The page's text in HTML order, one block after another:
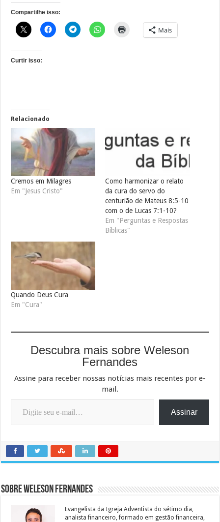
Compartilhe isso:
Mais
Curtir isso:
Relacionado
Cremos em Milagres
Em "Jesus Cristo"
Como harmonizar o relato
da cura do servo do
centurião de Mateus 8:5-10
com o de Lucas 7:1-10?
Em "Perguntas e Respostas
Bíblicas"
Quando Deus Cura
Em "Cura"
Descubra mais sobre Weleson
Fernandes
Assine para receber nossas notícias mais recentes por e-
mail.
Digite seu e-mail…
Assinar
Sobre Weleson Fernandes
Evangelista da Igreja Adventista do sétimo dia,
analista financeiro, formado em gestão financeira,